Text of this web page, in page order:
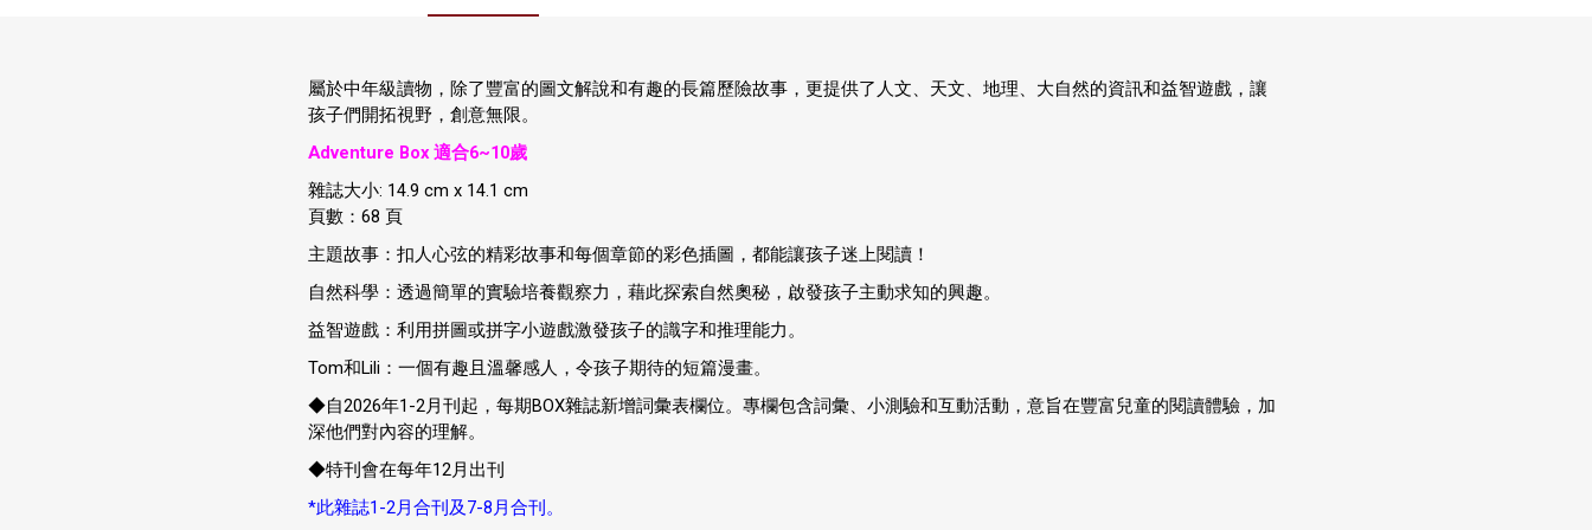
屬於中年級讀物，除了豐富的圖文解說和有趣的長篇歷險故事，更提供了人文、天文、地理、大自然的資訊和益智遊戲，讓
孩子們開拓視野，創意無限。
Adventure Box 適合6~10歲
雜誌大小: 14.9 cm x 14.1 cm
頁數：68 頁
主題故事：扣人心弦的精彩故事和每個章節的彩色插圖，都能讓孩子迷上閱讀！
自然科學：透過簡單的實驗培養觀察力，藉此探索自然奧秘，啟發孩子主動求知的興趣。
益智遊戲：利用拼圖或拼字小遊戲激發孩子的識字和推理能力。
Tom和Lili：一個有趣且溫馨感人，令孩子期待的短篇漫畫。
◆自2026年1-2月刊起，每期BOX雜誌新增詞彙表欄位。專欄包含詞彙、小測驗和互動活動，意旨在豐富兒童的閱讀體驗，加
深他們對內容的理解。
◆特刊會在每年12月出刊
*此雜誌1-2月合刊及7-8月合刊。